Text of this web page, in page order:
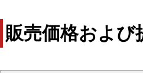
販売価格および